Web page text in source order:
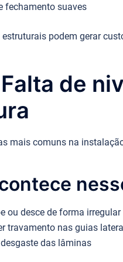
fechamento suaves
estruturais podem gerar
Falta de
mais comuns na
ou desce de forma irregular
travamento nas guias
das lâminas